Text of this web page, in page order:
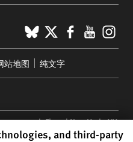
BlueSky
X
站地图 纯文字
34th Floor | New York,NY
and third-party